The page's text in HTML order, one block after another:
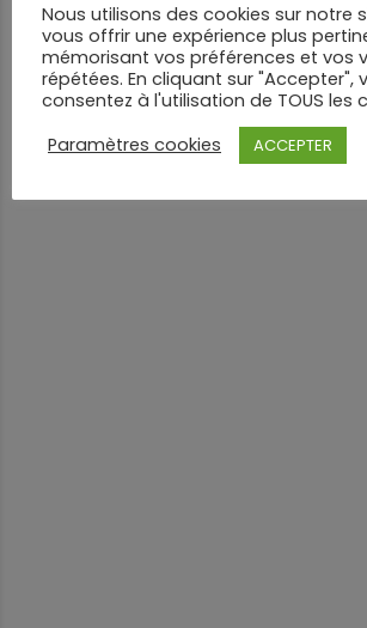
Nous utilisons des cookies sur notre
vous offrir une expérience plus
mémorisant vos préférences et vos
répétées. En cliquant sur "Accepter",
consentez à l'utilisation de TOUS les
Paramètres cookies
ACCEPTER